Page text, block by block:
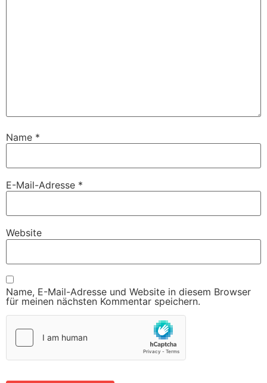
Name *
E-Mail-Adresse *
Website
Name, E-Mail-Adresse und Website in diesem Browser
für meinen nächsten Kommentar speichern.